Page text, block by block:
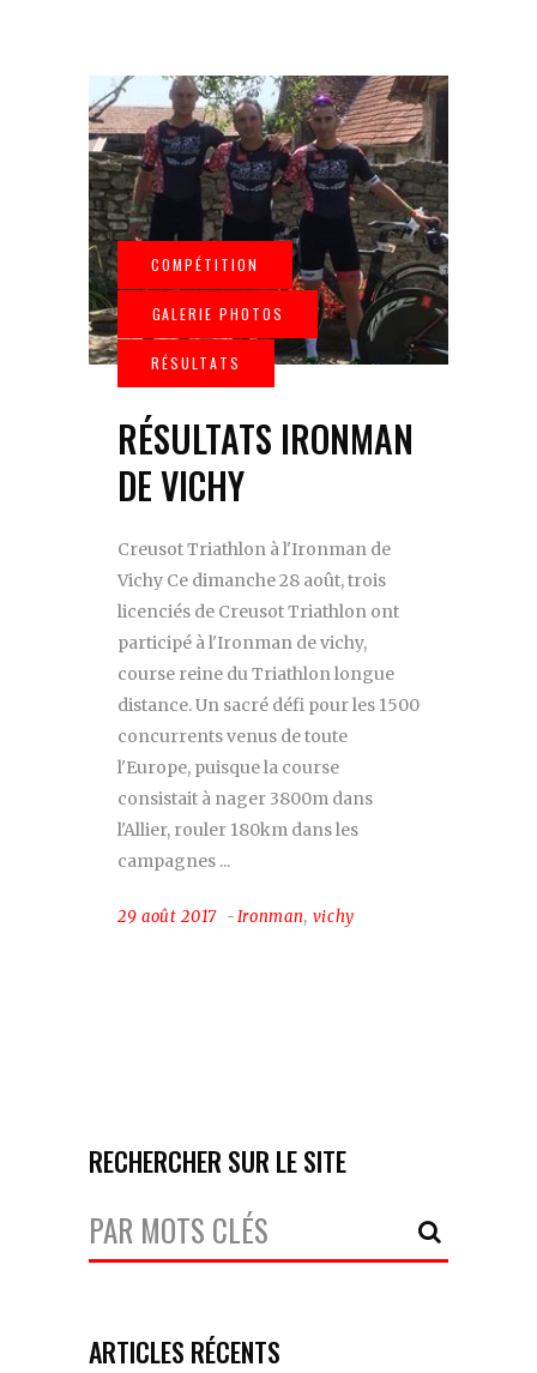
RÉSULTATS IRONMAN
DE VICHY
Creusot Triathlon à l'Ironman de
Vichy Ce dimanche 28 août, trois
licenciés de Creusot Triathlon ont
participé à l'Ironman de vichy,
course reine du Triathlon longue
distance. Un sacré défi pour les 1500
concurrents venus de toute
l'Europe, puisque la course
consistait à nager 3800m dans
l'Allier, rouler 180km dans les
campagnes
29 août 2017 Ironman, vichy
RECHERCHER SUR LE SITE
Votre
Recherche:
ARTICLES RÉCENTS